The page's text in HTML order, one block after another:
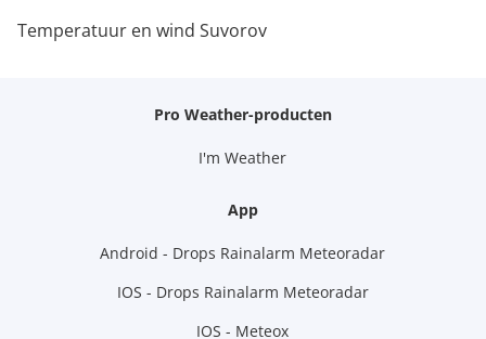
Temperatuur en wind Suvorov
Pro Weather-producten
I'm Weather
App
Android - Drops Rainalarm Meteoradar
IOS - Drops Rainalarm Meteoradar
IOS - Meteox